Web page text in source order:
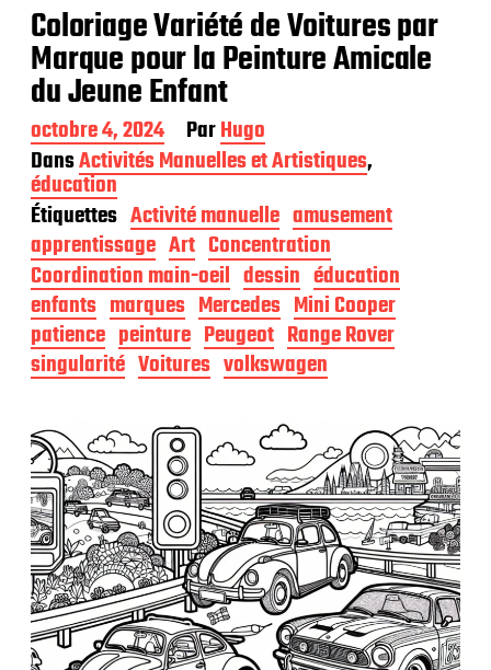
Coloriage Variété de Voitures par
Marque pour la Peinture Amicale
du Jeune Enfant
D
a
t
e
d
e
p
u
b
l
i
c
i
o
n
octobre 4, 2024 ParHugo
DansActivités Manuelles et Artistiques,
éducation
Étiquettes Activité manuelle amusement
apprentissage Art Concentration
Coordination main-oeil dessin éducation
enfants marques Mercedes Mini Cooper
patience peinture Peugeot Range Rover
singularité Voitures volkswagen